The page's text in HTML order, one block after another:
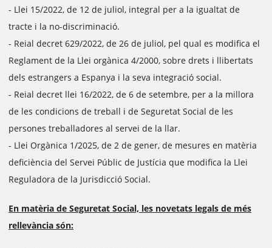
- Llei 15/2022, de 12 de juliol, integral per a la igualtat de
tracte i la no-discriminació.
- Reial decret 629/2022, de 26 de juliol, pel qual es modifica el
Reglament de la Llei orgànica 4/2000, sobre drets i llibertats
dels estrangers a Espanya i la seva integració social.
- Reial decret llei 16/2022, de 6 de setembre, per a la millora
de les condicions de treball i de Seguretat Social de les
persones treballadores al servei de la llar.
- Llei Orgànica 1/2025, de 2 de gener, de mesures en matèria
deficiència del Servei Públic de Justícia que modifica la Llei
Reguladora de la Jurisdicció Social.
En matèria de Seguretat Social, les novetats legals de més
rellevància són: